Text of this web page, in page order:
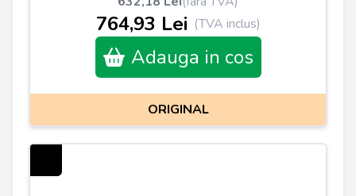
764,93 Lei (TVA inclus)
Adauga in cos
ORIGINAL